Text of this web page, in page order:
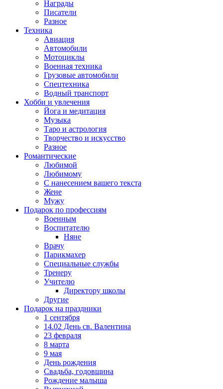
Награды
Писатели
Разное
Техника
Авиация
Автомобили
Мотоциклы
Военная техника
Грузовые автомобили
Спецтехника
Водный транспорт
Хобби и увлечения
Йога и медитация
Музыка
Таро и астрология
Творчество и искусство
Разное
Романтические
Любимой
Любимому
С нанесением вашего текста
Жене
Мужу
Подарок по профессиям
Военным
Воспитателю
Няне
Врачу
Парикмахер
Специальные службы
Тренеру
Учителю
Директору школы
Другие
Подарок на праздники
1 сентября
14.02 День св. Валентина
23 февраля
8 марта
9 мая
День рождения
Свадьба, годовщина
Рождение малыша